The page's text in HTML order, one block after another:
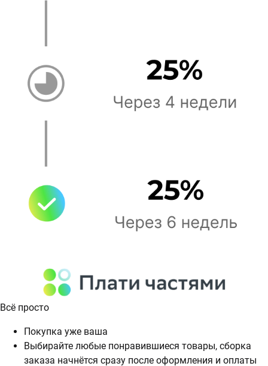
Всё просто
Покупка уже ваша
Выбирайте любые понравившиеся товары, сборка
заказа начнётся сразу после оформления и оплаты